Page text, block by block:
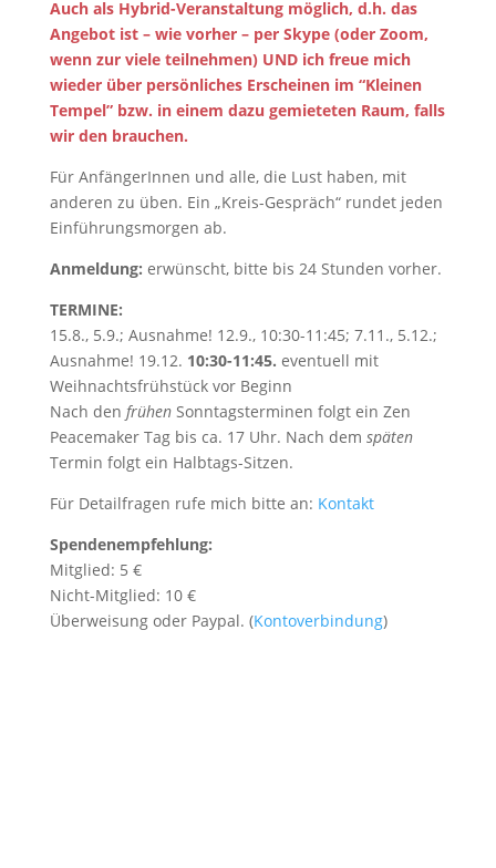
Auch als Hybrid-Veranstaltung möglich, d.h. das
Angebot ist – wie vorher – per Skype (oder Zoom,
wenn zur viele teilnehmen) UND ich freue mich
wieder über persönliches Erscheinen im “Kleinen
Tempel” bzw. in einem dazu gemieteten Raum, falls
wir den brauchen.
Für AnfängerInnen und alle, die Lust haben, mit
anderen zu üben. Ein „Kreis-Gespräch“ rundet jeden
Einführungsmorgen ab.
Anmeldung: erwünscht, bitte bis 24 Stunden vorher.
TERMINE:
15.8., 5.9.; Ausnahme! 12.9., 10:30-11:45; 7.11., 5.12.;
Ausnahme! 19.12. 10:30-11:45. eventuell mit
Weihnachtsfrühstück vor Beginn
Nach den frühenSonntagsterminen folgt ein Zen
Peacemaker Tag bis ca. 17 Uhr. Nach dem späten
Termin folgt ein Halbtags-Sitzen.
Für Detailfragen rufe mich bitte an: Kontakt
Spendenempfehlung:
Mitglied: 5 €
Nicht-Mitglied: 10 €
Überweisung oder Paypal. (Kontoverbindung)